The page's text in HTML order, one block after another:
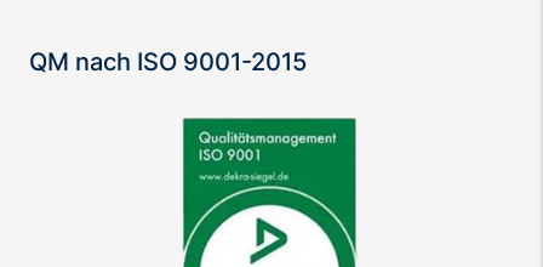
QM nach ISO 9001-2015